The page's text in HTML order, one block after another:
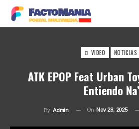
VIDEO NOTICIAS
ATK EPOP Feat Urban
Entiendo Na’
By Admin On Nov 28, 2025